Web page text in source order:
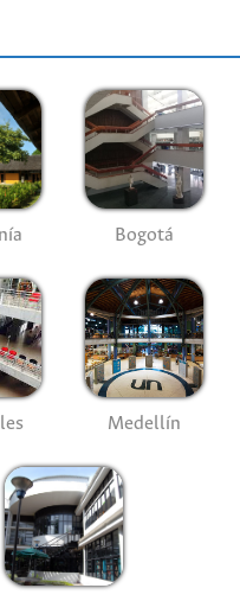
Bogotá
Medellín